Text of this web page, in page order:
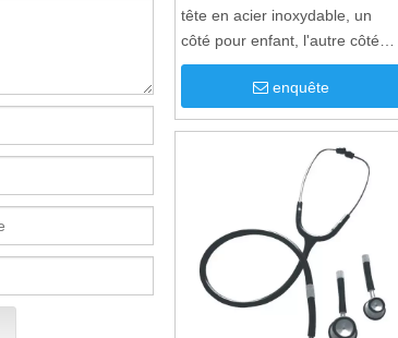
tête en acier inoxydable, un
côté pour enfant, l'autre côté
pour adulte2. La pièce de
poitrine en acier inoxydable en
acier inoxydable de la lumière
une bague non chillante, des
bouts d'oreille douxTube
3.PVC4.Avec Spring Binaural
Tubing Assembly
enquête